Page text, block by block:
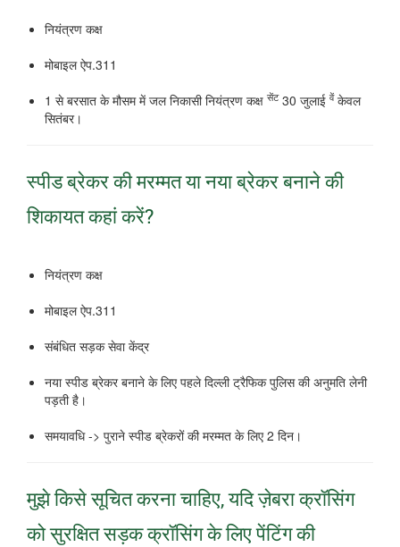
नियंत्रण कक्ष
मोबाइल ऐप.311
1 से बरसात के मौसम में जल निकासी नियंत्रण कक्ष सेंट30 जुलाई वेंकेवल
सितंबर।
स्पीड ब्रेकर की मरम्मत या नया ब्रेकर बनाने की
शिकायत कहां करें?
नियंत्रण कक्ष
मोबाइल ऐप.311
संबंधित सड़क सेवा केंद्र
नया स्पीड ब्रेकर बनाने के लिए पहले दिल्ली ट्रैफिक पुलिस की अनुमति लेनी
पड़ती है।
समयावधि -> पुराने स्पीड ब्रेकरों की मरम्मत के लिए 2 दिन।
मुझे किसे सूचित करना चाहिए, यदि ज़ेबरा क्रॉसिंग
को सुरक्षित सड़क क्रॉसिंग के लिए पेंटिंग की